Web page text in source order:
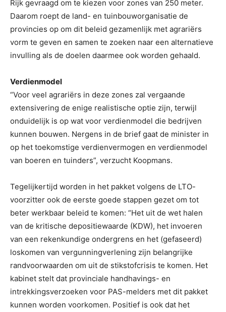
Rijk gevraagd om te kiezen voor zones van 250 meter.
Daarom roept de land- en tuinbouworganisatie de
provincies op om dit beleid gezamenlijk met agrariërs
vorm te geven en samen te zoeken naar een alternatieve
invulling als de doelen daarmee ook worden gehaald.
Verdienmodel
“Voor veel agrariërs in deze zones zal vergaande
extensivering de enige realistische optie zijn, terwijl
onduidelijk is op wat voor verdienmodel die bedrijven
kunnen bouwen. Nergens in de brief gaat de minister in
op het toekomstige verdienvermogen en verdienmodel
van boeren en tuinders”, verzucht Koopmans.
Tegelijkertijd worden in het pakket volgens de LTO-
voorzitter ook de eerste goede stappen gezet om tot
beter werkbaar beleid te komen: “Het uit de wet halen
van de kritische depositiewaarde (KDW), het invoeren
van een rekenkundige ondergrens en het (gefaseerd)
loskomen van vergunningverlening zijn belangrijke
randvoorwaarden om uit de stikstofcrisis te komen. Het
kabinet stelt dat provinciale handhavings- en
intrekkingsverzoeken voor PAS-melders met dit pakket
kunnen worden voorkomen. Positief is ook dat het